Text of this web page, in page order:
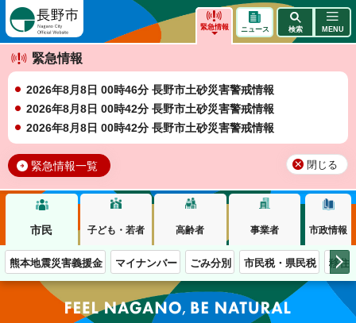
緊急情報
緊急情報
2026年8月8日 00時46分 長野市土砂災害警戒情報
2026年8月8日 00時42分 長野市土砂災害警戒情報
2026年8月8日 00時42分 長野市土砂災害警戒情報
緊急情報一覧 閉じる
ニュース 検索 MENU
市民 子ども・若者 高齢者 事業者 市政情報
熊本地震災害義援金 マイナンバー ごみ分別 市民税・県民税 移住
この街で、わたしらしく生きる。長野市